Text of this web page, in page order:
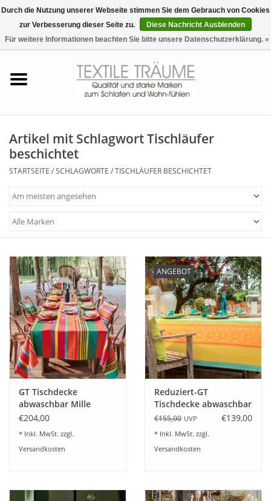
0 Artikel - €0,00
Tag & Nachtwäsche
Freizeit-Hausanzüge
Badezimmer & Sauna
Haus-Bademäntel
Plaids, Decken, Kissen
Mode & Accessoires
Edles aus Cashmere
Tisch & Küche
Kinder
Artikel mit Schlagwort Tischläufer
beschichtet
STARTSEITE /SCHLAGWORTE /TISCHLÄUFER BESCHICHTET
GT Tischdecke
abwaschbar Mille
Arizona pampa
€204,00
* Inkl. MwSt. zzgl.
Versandkosten
ANGEBOT
Reduziert-GT
Tischdecke abwaschbar
Mille Saris - kerala
€155,00 UVP €139,00
* Inkl. MwSt. zzgl.
Versandkosten
Durch die Nutzung unserer Webseite stimmen Sie dem Gebrauch von Cookies
zur Verbesserung dieser Seite zu.
Diese Nachricht Ausblenden
Für weitere Informationen beachten Sie bitte unsere Datenschutzerklärung. »